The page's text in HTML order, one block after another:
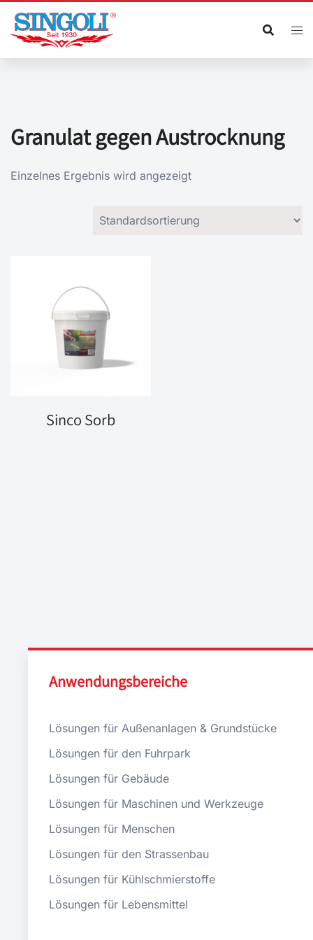
Zum
Inhalt
springen
Granulat gegen Austrocknung
Einzelnes Ergebnis wird angezeigt
Sinco Sorb
Anwendungsbereiche
Lösungen für Außenanlagen & Grundstücke
Lösungen für den Fuhrpark
Lösungen für Gebäude
Lösungen für Maschinen und Werkzeuge
Lösungen für Menschen
Lösungen für den Strassenbau
Lösungen für Kühlschmierstoffe
Lösungen für Lebensmittel